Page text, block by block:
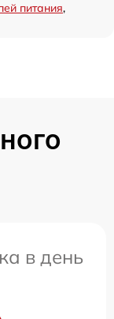
питания,
в день